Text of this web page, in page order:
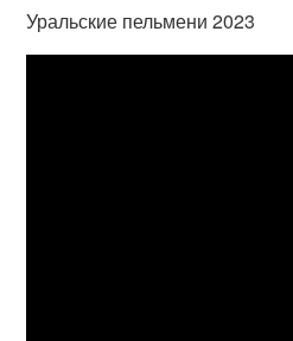
Уральские пельмени 2023